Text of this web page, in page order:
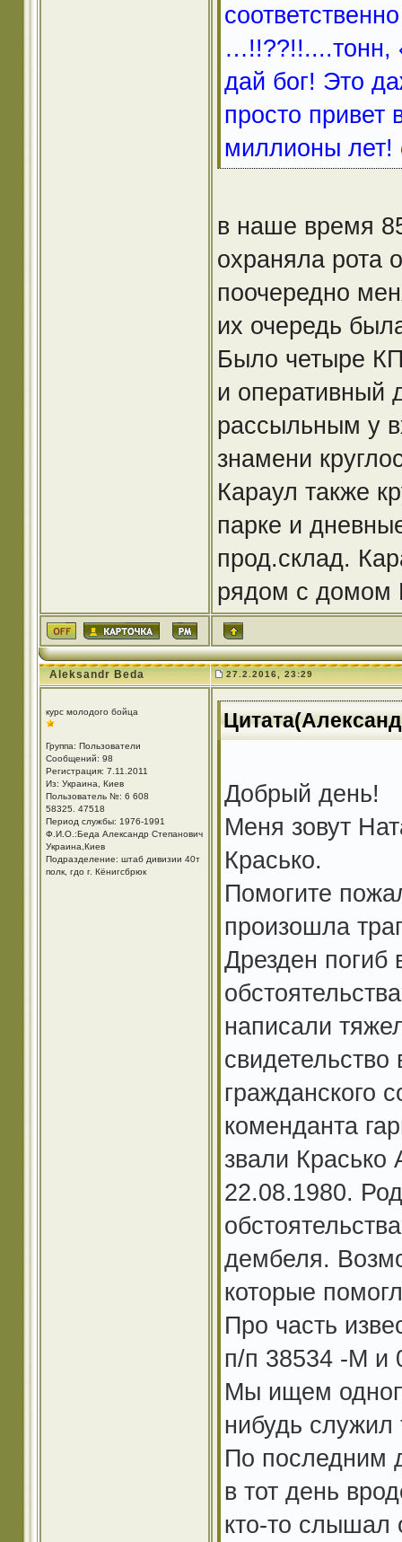
…!!??!!....тонн,
дай бог! Это
просто
миллионы лет!
в наше время
охраняла рота
поочередно
их очередь
Было четыре
и оперативный
рассыльным у
знамени
Караул также
парке и
прод.склад.
рядом с домом
Aleksandr Beda 27.2.2016, 23:29
курс молодого бойца
Группа: Пользователи
Сообщений: 98
Регистрация: 7.11.2011
Из: Украина, Киев
Пользователь №: 6 608
58325. 47518
Период службы: 1976-1991
Ф.И.О.:Беда Александр Степанович
Украина,Киев
Подразделение: штаб дивизии 40т
полк, гдо г. Кёнигсбрюк
Добрый день!
Меня зовут
Красько.
Помогите
произошла
Дрезден
написали
гражданского
коменданта
звали Красько
22.08.1980.
дембеля.
которые
Про часть
п/п 38534 -М и
Мы ищем
нибудь служил
По последним
в тот день
кто-то слышал